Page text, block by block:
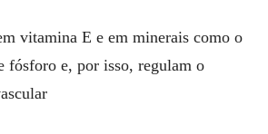
vitamina E e em minerais como o
fósforo e, por isso, regulam o